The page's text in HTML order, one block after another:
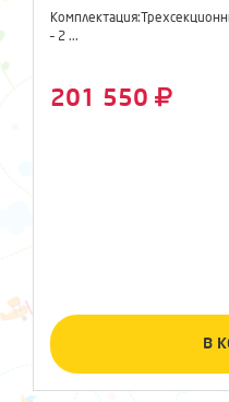
– 2 ...
201 550
В